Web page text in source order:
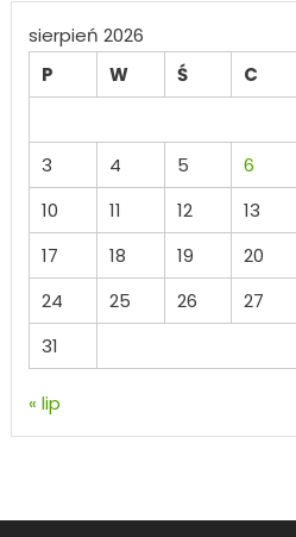
sierpień 2026
P
W Ś C
3
4 5 6
10
11 12 13
17
18 19 20
24
25 26 27
31
« lip